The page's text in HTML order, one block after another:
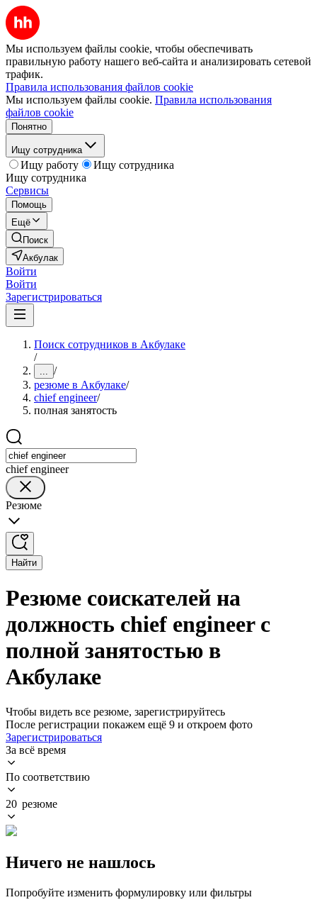
Мы используем файлы cookie, чтобы обеспечивать
правильную работу нашего веб-сайта и анализировать сетевой
трафик.
Правила использования файлов cookie
Мы используем файлы cookie. Правила использования
файлов cookie
Понятно
Ищу сотрудника
Ищу работу
Ищу сотрудника
Ищу сотрудника
Сервисы
Помощь
Ещё
Поиск
Акбулак
Войти
Войти
Зарегистрироваться
Поиск сотрудников в Акбулаке
/
... /
резюме в Акбулаке/
chief engineer/
полная занятость
chief engineer
Резюме
Найти
Резюме соискателей на
должность chief engineer с
полной занятостью в
Акбулаке
Чтобы видеть все резюме, зарегистрируйтесь
После регистрации покажем ещё 9 и откроем фото
Зарегистрироваться
За всё время
По соответствию
20 резюме
Ничего не нашлось
Попробуйте изменить формулировку или фильтры